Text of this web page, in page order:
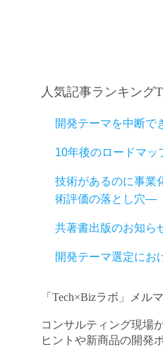
人気記事ランキング
開発テーマを中断で
10年後のロードマッ
技術があるのに事
術評価の落とし穴―
共著書出版のお知ら
開発テーマ選定にお
「Tech×Bizラボ」メル
コンサルティング現場
ヒントや新商品の開発